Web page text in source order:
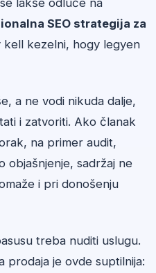
lakše odluče na
SEO strategija za
kell kezelni, hogy legyen
a ne vodi nikuda dalje,
i zatvoriti. Ako članak
na primer audit,
objašnjenje, sadržaj ne
i pri donošenju
treba nuditi uslugu.
prodaja je ovde suptilnija: